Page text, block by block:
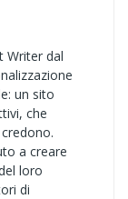
Writer dal
un sito
che
a creare
loro
di